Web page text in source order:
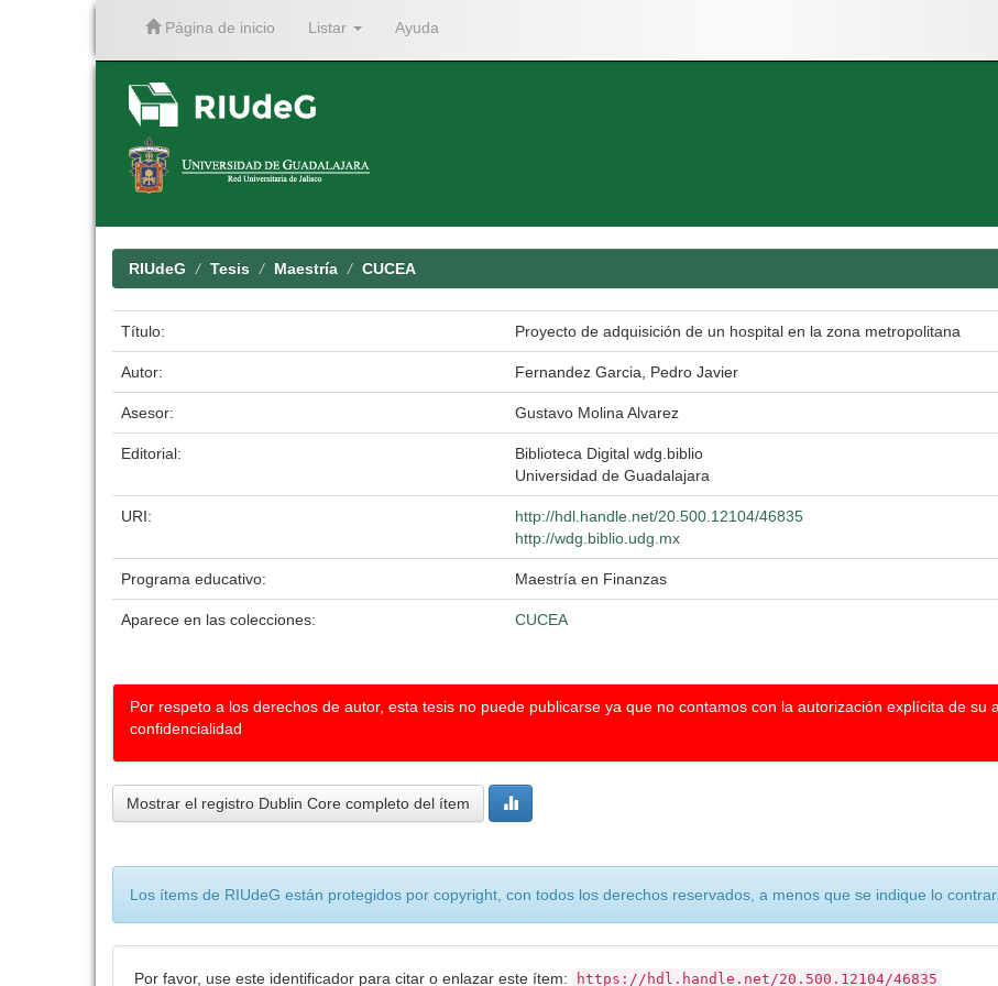
Página de inicio Listar Ayuda
RIUdeG Tesis Maestría CUCEA
Título: Proyecto de adquisición de un hospital en la zona metropolitana
Autor: Fernandez Garcia, Pedro Javier
Asesor: Gustavo Molina Alvarez
Editorial:
Biblioteca Digital wdg.biblio
Universidad de Guadalajara
URI:
http://hdl.handle.net/20.500.12104/46835
http://wdg.biblio.udg.mx
Programa educativo: Maestría en Finanzas
Aparece en las colecciones: CUCEA
Por respeto a los derechos de autor, esta tesis no puede publicarse ya que no contamos con la autorización explícita de su
confidencialidad
Mostrar el registro Dublin Core completo del ítem
Los ítems de RIUdeG están protegidos por copyright, con todos los derechos reservados, a menos que se indique lo
Por favor, use este identificador para citar o enlazar este ítem: https://hdl.handle.net/20.500.12104/46835